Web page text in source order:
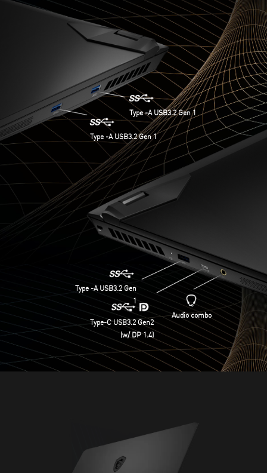
Type -A USB3.2 Gen 1
Type -A USB3.2 Gen 1
Type -A USB3.2 Gen
1
Type-C USB3.2 Gen2
(w/ DP 1.4)
Audio combo